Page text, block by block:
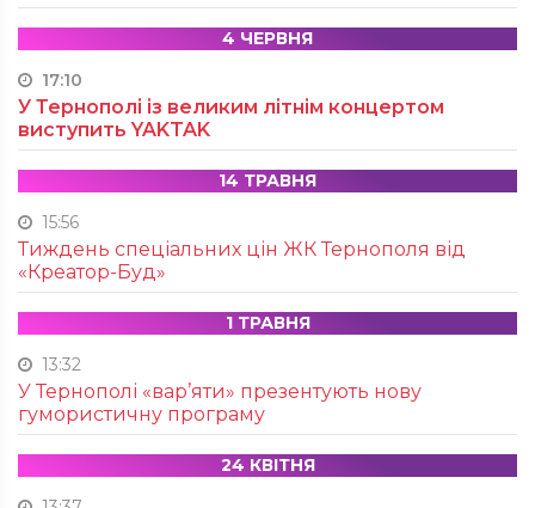
4 ЧЕРВНЯ
17:10
У Тернополі із великим літнім концертом
виступить YAKTAK
14 ТРАВНЯ
15:56
Тиждень спеціальних цін ЖК Тернополя від
«Креатор-Буд»
1 ТРАВНЯ
13:32
У Тернополі «вар’яти» презентують нову
гумористичну програму
24 КВІТНЯ